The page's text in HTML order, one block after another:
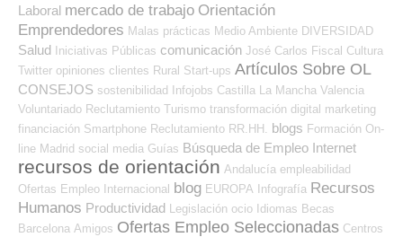
Laboral mercado de trabajo Orientación
Emprendedores Malas prácticas Medio Ambiente DIVERSIDAD
Salud Iniciativas Públicas comunicación José Carlos Fiscal Cultura
Twitter opiniones clientes Rural Start-ups Artículos Sobre OL
CONSEJOS sostenibilidad Infojobs Castilla La Mancha Valencia
Voluntariado Reclutamiento Turismo transformación digital marketing
financiación Smartphone Reclutamiento RR.HH. blogs Formación On-
line Madrid social media Guías Búsqueda de Empleo Internet
recursos de orientación Andalucía empleabilidad
Ofertas Empleo Internacional blog EUROPA Infografía Recursos
Humanos Productividad Legislación ocio Idiomas Becas
Barcelona Amigos Ofertas Empleo Seleccionadas Centros